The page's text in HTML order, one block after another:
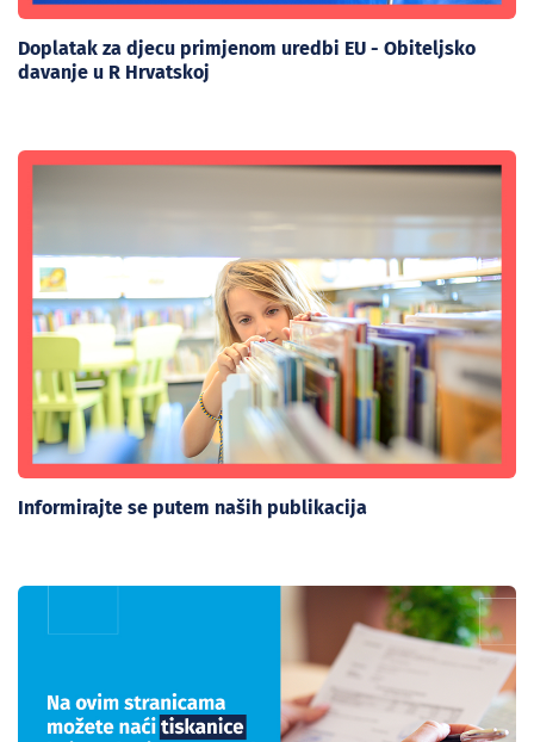
Doplatak za djecu primjenom uredbi EU - Obiteljsko
davanje u R Hrvatskoj
Informirajte se putem naših publikacija